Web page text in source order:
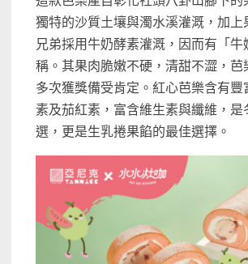
獨特的沙質土壤與濁水溪灌溉，加上
兄弟採用牛奶酵素灌溉，因而有「牛
稱。其果肉脆嫩不硬，清甜不澀，芭
多次獲獎備受肯定。紅心芭樂含有豐
素及茄紅素，富含維生素與纖維，是
選，更是生乳捲果餡的最佳選擇。